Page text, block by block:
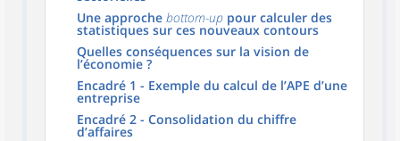
Une approche bottom-up pour calculer des
statistiques sur ces nouveaux contours
Quelles conséquences sur la vision de
l’économie ?
Encadré 1 - Exemple du calcul de l’APE d’une
entreprise
Encadré 2 - Consolidation du chiffre
d’affaires